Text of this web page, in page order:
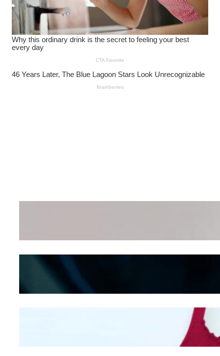
Wanita Pamer Pakaian
Kepribadian
Mengintip Kepribadian
Wanita Dari Warna Bra